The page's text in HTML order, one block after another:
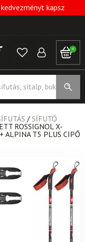
kapsz
0
/ SÍFUTÓ
ROSSIGNOL X-
ALPINA T5 PLUS CIPŐ